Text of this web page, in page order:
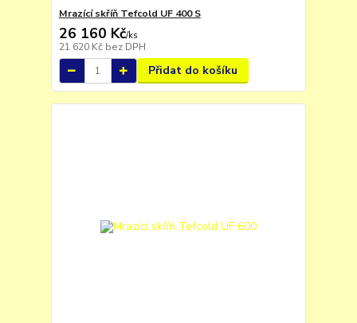
Mrazící skříň Tefcold UF 400 S
26 160 Kč/ks
21 620 Kč bez DPH
Přidat do košíku